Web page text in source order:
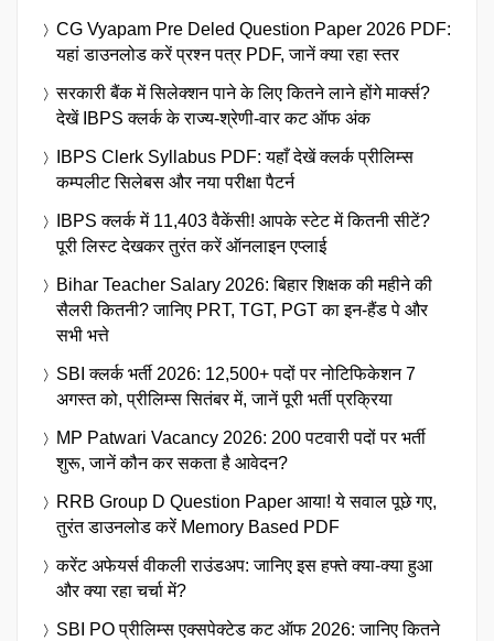
CG Vyapam Pre Deled Question Paper 2026 PDF:
यहां डाउनलोड करें प्रश्न पत्र PDF, जानें क्या रहा स्तर
सरकारी बैंक में सिलेक्शन पाने के लिए कितने लाने होंगे मार्क्स?
देखें IBPS क्लर्क के राज्य-श्रेणी-वार कट ऑफ अंक
IBPS Clerk Syllabus PDF: यहाँ देखें क्लर्क प्रीलिम्स
कम्पलीट सिलेबस और नया परीक्षा पैटर्न
IBPS क्लर्क में 11,403 वैकेंसी! आपके स्टेट में कितनी सीटें?
पूरी लिस्ट देखकर तुरंत करें ऑनलाइन एप्लाई
Bihar Teacher Salary 2026: बिहार शिक्षक की महीने की
सैलरी कितनी? जानिए PRT, TGT, PGT का इन-हैंड पे और
सभी भत्ते
SBI क्लर्क भर्ती 2026: 12,500+ पदों पर नोटिफिकेशन 7
अगस्त को, प्रीलिम्स सितंबर में, जानें पूरी भर्ती प्रक्रिया
MP Patwari Vacancy 2026: 200 पटवारी पदों पर भर्ती
शुरू, जानें कौन कर सकता है आवेदन?
RRB Group D Question Paper आया! ये सवाल पूछे गए,
तुरंत डाउनलोड करें Memory Based PDF
करेंट अफेयर्स वीकली राउंडअप: जानिए इस हफ्ते क्या-क्या हुआ
और क्या रहा चर्चा में?
SBI PO प्रीलिम्स एक्सपेक्टेड कट ऑफ 2026: जानिए कितने